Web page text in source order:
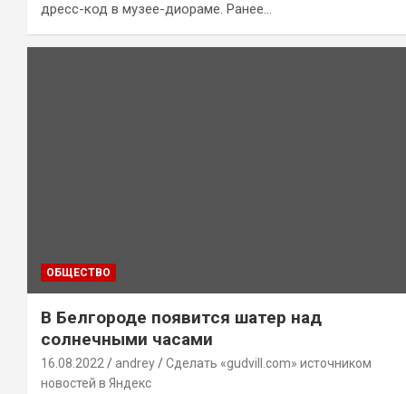
дресс-код в музее-диораме. Ранее…
ОБЩЕСТВО
В Белгороде появится шатер над
солнечными часами
16.08.2022 andrey
Сделать «gudvill.com» источником
новостей в Яндекс